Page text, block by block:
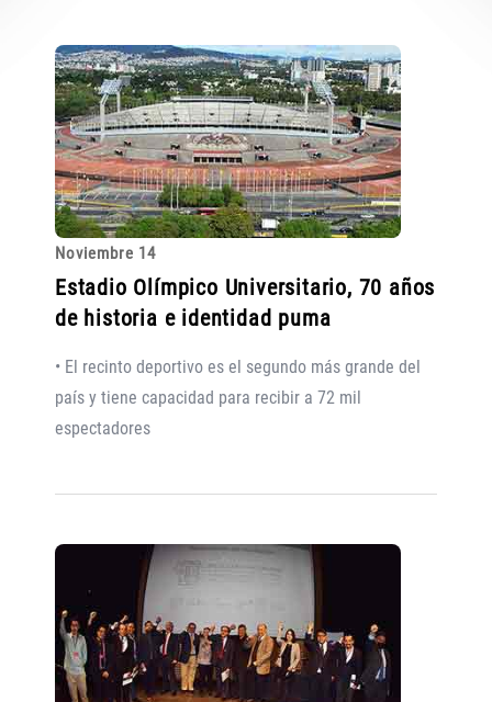
Noviembre 14
Estadio Olímpico Universitario, 70 años
de historia e identidad puma
• El recinto deportivo es el segundo más grande del
país y tiene capacidad para recibir a 72 mil
espectadores